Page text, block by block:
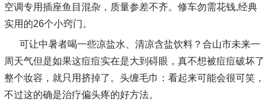
空调专用插座鱼目混杂，质量参差不齐。修车勿需花钱,经典
实用的26个小窍门。
可让中暑者喝一些凉盐水、清凉含盐饮料？合山市未来一
周天气但是如果这痘痘实在是大到碍眼，真不想被痘痘破坏了
整个妆容，就只用挤掉了。头缠毛巾：看起来可能会很可笑，
不过这的确是治疗偏头疼的好方法。